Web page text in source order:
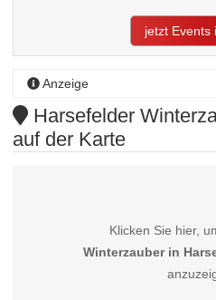
jetzt Events
Anzeige
Harsefelder
auf der Karte
Klicken Sie hier,
Winterzauber in